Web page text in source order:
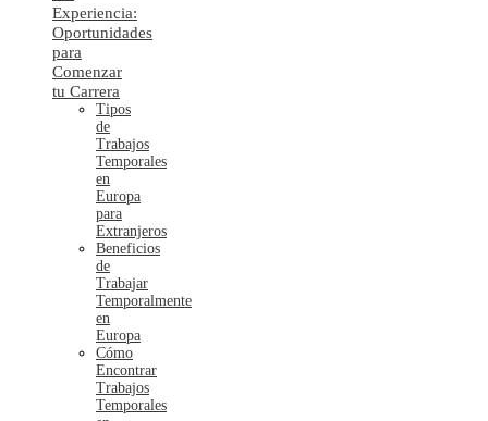
Experiencia:
Oportunidades
para
Comenzar
tu Carrera
Tipos
de
Trabajos
Temporales
en
Europa
para
Extranjeros
Beneficios
de
Trabajar
Temporalmente
en
Europa
Cómo
Encontrar
Trabajos
Temporales